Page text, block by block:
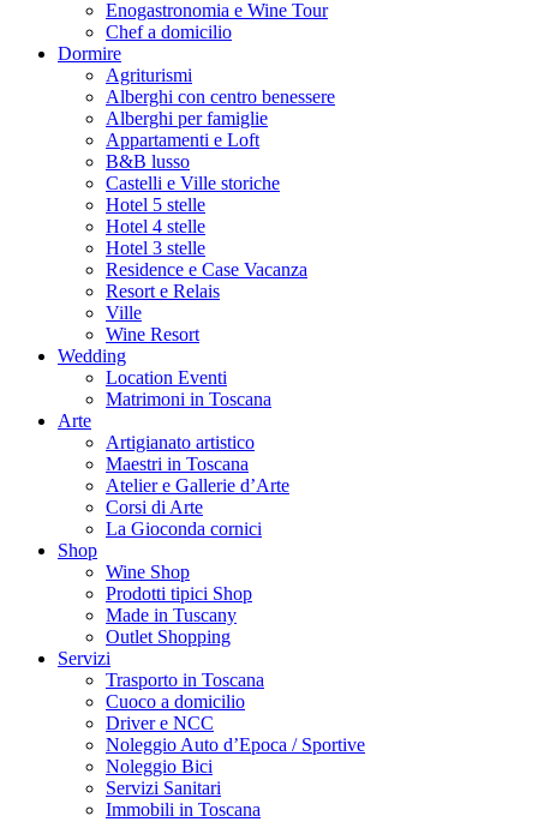
Enogastronomia e Wine Tour
Chef a domicilio
Dormire
Agriturismi
Alberghi con centro benessere
Alberghi per famiglie
Appartamenti e Loft
B&B lusso
Castelli e Ville storiche
Hotel 5 stelle
Hotel 4 stelle
Hotel 3 stelle
Residence e Case Vacanza
Resort e Relais
Ville
Wine Resort
Wedding
Location Eventi
Matrimoni in Toscana
Arte
Artigianato artistico
Maestri in Toscana
Atelier e Gallerie d’Arte
Corsi di Arte
La Gioconda cornici
Shop
Wine Shop
Prodotti tipici Shop
Made in Tuscany
Outlet Shopping
Servizi
Trasporto in Toscana
Cuoco a domicilio
Driver e NCC
Noleggio Auto d’Epoca / Sportive
Noleggio Bici
Servizi Sanitari
Immobili in Toscana